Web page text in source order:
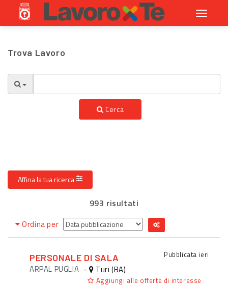
Toggle
Trova Lavoro
Cerca
Affina la tua ricerca
993 risultati
Ordina per
PERSONALE DI SALA Pubblicata ieri
ARPAL PUGLIA - Turi (BA)
Aggiungi alle offerte di interesse